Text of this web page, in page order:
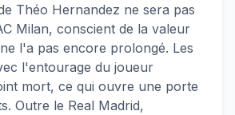
Théo Hernandez ne sera pas
Milan, conscient de la valeur
l'a pas encore prolongé. Les
l'entourage du joueur
mort, ce qui ouvre une porte
Outre le Real Madrid,